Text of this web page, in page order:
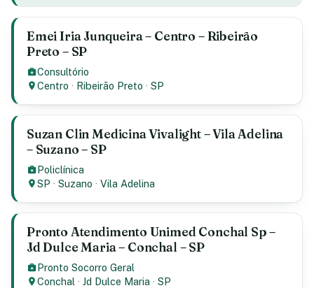
Emei Iria Junqueira – Centro – Ribeirão
Preto – SP
Consultório
Centro · Ribeirão Preto ·SP
Suzan Clin Medicina Vivalight – Vila Adelina
– Suzano – SP
Policlínica
SP ·Suzano ·Vila Adelina
Pronto Atendimento Unimed Conchal Sp –
Jd Dulce Maria – Conchal – SP
Pronto Socorro Geral
Conchal ·Jd Dulce Maria ·SP